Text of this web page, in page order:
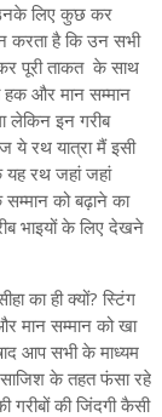
उनके लिए कुछ कर
है कि उन सभी
पूरी ताकत के साथ
हक और मान सम्मान
लेकिन इन गरीब
ये रथ यात्रा मैं इसी
यह रथ जहां जहां
को बढ़ाने का
भाइयों के लिए देखने
का ही क्यों? स्टिंग
मान सम्मान को खा
आप सभी के माध्यम
साजिश के तहत फंसा रहे
की जिंदगी कैसी